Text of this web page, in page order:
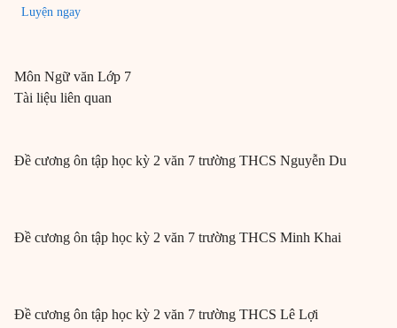
Luyện ngay
Môn Ngữ văn Lớp 7
Tài liệu liên quan
Đề cương ôn tập học kỳ 2 văn 7 trường THCS Nguyễn Du
Đề cương ôn tập học kỳ 2 văn 7 trường THCS Minh Khai
Đề cương ôn tập học kỳ 2 văn 7 trường THCS Lê Lợi